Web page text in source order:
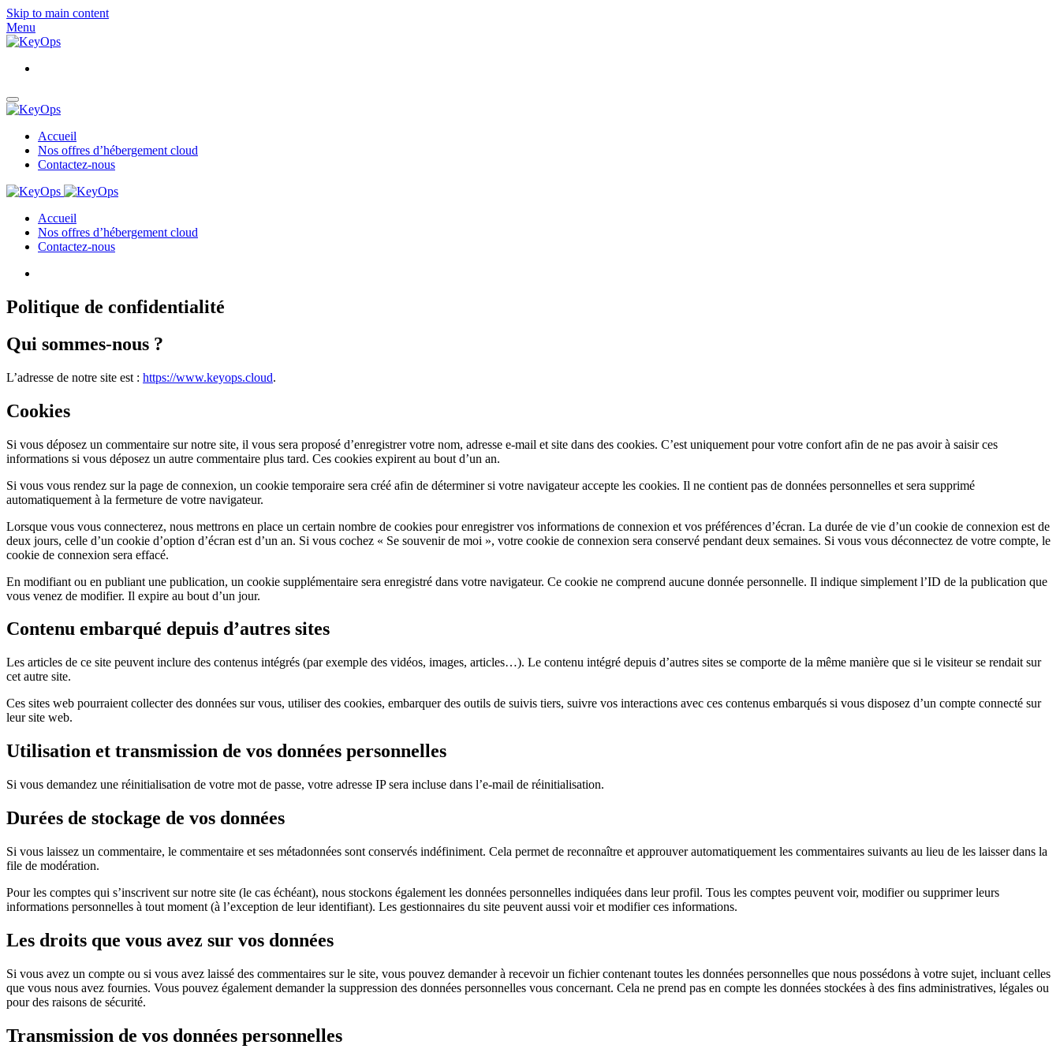
Skip to main content
Menu
Accueil
Nos offres d’hébergement cloud
Contactez-nous
Accueil
Nos offres d’hébergement cloud
Contactez-nous
Politique de confidentialité
Qui sommes-nous ?
L’adresse de notre site est : https://www.keyops.cloud.
Cookies
Si vous déposez un commentaire sur notre site, il vous sera proposé d’enregistrer votre nom, adresse e-mail et site dans des cookies. C’est uniquement pour votre confort afin de ne pas avoir à saisir ces
informations si vous déposez un autre commentaire plus tard. Ces cookies expirent au bout d’un an.
Si vous vous rendez sur la page de connexion, un cookie temporaire sera créé afin de déterminer si votre navigateur accepte les cookies. Il ne contient pas de données personnelles et sera supprimé
automatiquement à la fermeture de votre navigateur.
Lorsque vous vous connecterez, nous mettrons en place un certain nombre de cookies pour enregistrer vos informations de connexion et vos préférences d’écran. La durée de vie d’un cookie de connexion est de
deux jours, celle d’un cookie d’option d’écran est d’un an. Si vous cochez « Se souvenir de moi », votre cookie de connexion sera conservé pendant deux semaines. Si vous vous déconnectez de votre compte, le
cookie de connexion sera effacé.
En modifiant ou en publiant une publication, un cookie supplémentaire sera enregistré dans votre navigateur. Ce cookie ne comprend aucune donnée personnelle. Il indique simplement l’ID de la publication que
vous venez de modifier. Il expire au bout d’un jour.
Contenu embarqué depuis d’autres sites
Les articles de ce site peuvent inclure des contenus intégrés (par exemple des vidéos, images, articles…). Le contenu intégré depuis d’autres sites se comporte de la même manière que si le visiteur se rendait sur
cet autre site.
Ces sites web pourraient collecter des données sur vous, utiliser des cookies, embarquer des outils de suivis tiers, suivre vos interactions avec ces contenus embarqués si vous disposez d’un compte connecté sur
leur site web.
Utilisation et transmission de vos données personnelles
Si vous demandez une réinitialisation de votre mot de passe, votre adresse IP sera incluse dans l’e-mail de réinitialisation.
Durées de stockage de vos données
Si vous laissez un commentaire, le commentaire et ses métadonnées sont conservés indéfiniment. Cela permet de reconnaître et approuver automatiquement les commentaires suivants au lieu de les laisser dans la
file de modération.
Pour les comptes qui s’inscrivent sur notre site (le cas échéant), nous stockons également les données personnelles indiquées dans leur profil. Tous les comptes peuvent voir, modifier ou supprimer leurs
informations personnelles à tout moment (à l’exception de leur identifiant). Les gestionnaires du site peuvent aussi voir et modifier ces informations.
Les droits que vous avez sur vos données
Si vous avez un compte ou si vous avez laissé des commentaires sur le site, vous pouvez demander à recevoir un fichier contenant toutes les données personnelles que nous possédons à votre sujet, incluant celles
que vous nous avez fournies. Vous pouvez également demander la suppression des données personnelles vous concernant. Cela ne prend pas en compte les données stockées à des fins administratives, légales ou
pour des raisons de sécurité.
Transmission de vos données personnelles